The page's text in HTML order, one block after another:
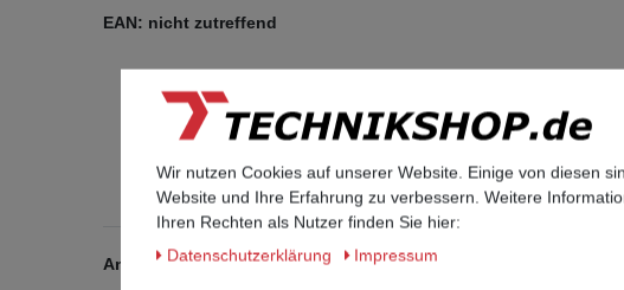
EAN: nicht zutreffend
Angaben zur Produktsicherheit
Wir nutzen Cookies auf unserer Website. Einige von diesen
Website und Ihre Erfahrung zu verbessern. Weitere
Ihren Rechten als Nutzer finden Sie hier:
Daten­schutz­erklärung
Impressum